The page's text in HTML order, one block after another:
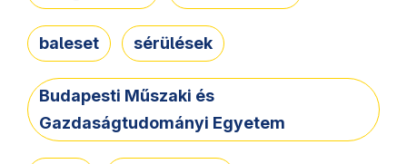
baleset sérülések
Budapesti Műszaki és
Gazdaságtudományi Egyetem